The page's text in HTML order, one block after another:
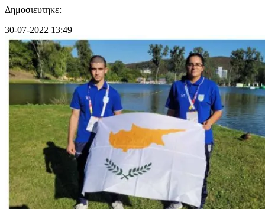
Δημοσιευτηκε:
30-07-2022 13:49